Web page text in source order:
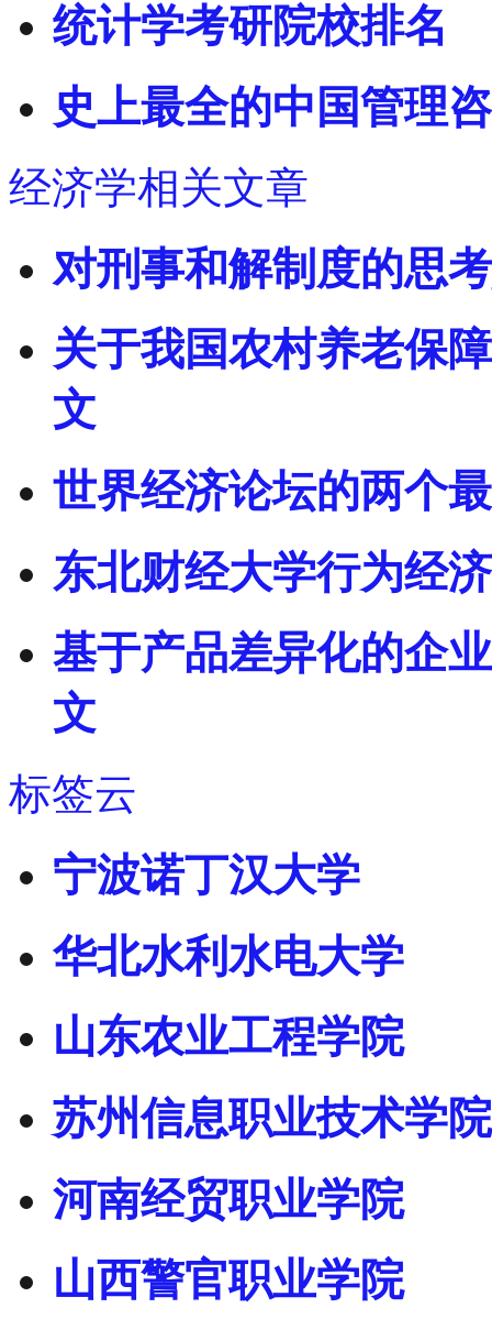
统计学考研院校排名
史上最全的中国管理
经济学相关文章
对刑事和解制度的思
关于我国农村养老保
文
世界经济论坛的两个
东北财经大学行为经
基于产品差异化的企
文
标签云
宁波诺丁汉大学
华北水利水电大学
山东农业工程学院
苏州信息职业技术学院
河南经贸职业学院
山西警官职业学院